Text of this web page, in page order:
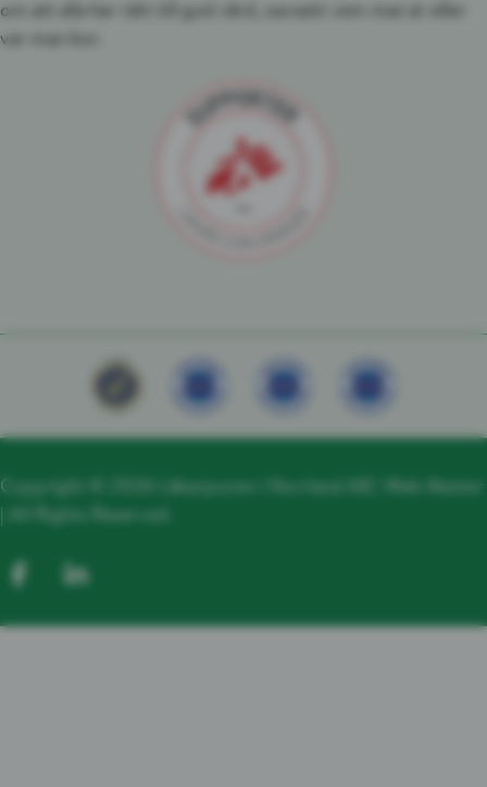
om att alla har rätt till god vård, oavsett vem man är eller
var man bor.
Copyright © 2026 Läkarjouren i Norrland AB |
Web Master
| All Rights Reserved.